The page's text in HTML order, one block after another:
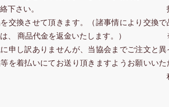
下さい。
交換させて頂きます。（諸事情により交換で
、 商品代金を返金いたします。）
申し訳ありませんが、当協会までご注文と異
を着払いにてお送り頂きますようお願いいた